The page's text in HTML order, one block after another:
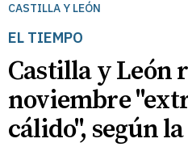
CASTILLA Y LEÓN
EL TIEMPO
Castilla y León
noviembre
cálido", según